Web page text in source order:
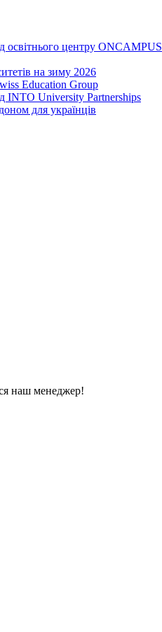
освітнього центру ONCAMPUS
на зиму 2026
Education Group
INTO University Partnerships
для українців
наш менеджер!